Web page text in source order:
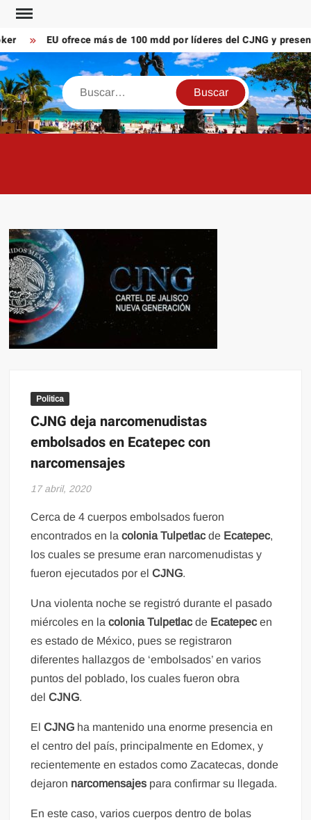
Saltar
contenidoEU ofrece más de 100 mdd por líderes del CJNG y presenta
Buscar
Politica
CJNG deja narcomenudistas
embolsados en Ecatepec con
narcomensajes
17 abril, 2020
Cerca de 4 cuerpos embolsados fueron
encontrados en lacolonia Tulpetlacde Ecatepec,
los cuales se presume eran narcomenudistas y
fueron ejecutados por elCJNG.
Una violenta noche se registró durante el pasado
miércoles en lacolonia Tulpetlacde Ecatepecen
es estado de México, pues se registraron
diferentes hallazgos de ‘embolsados’ en varios
puntos del poblado, los cuales fueron obra
delCJNG.
ElCJNG ha mantenido una enorme presencia en
el centro del país, principalmente en Edomex, y
recientemente en estados como Zacatecas, donde
dejaron narcomensajes para confirmar su llegada.
En este caso, varios cuerpos dentro de bolas